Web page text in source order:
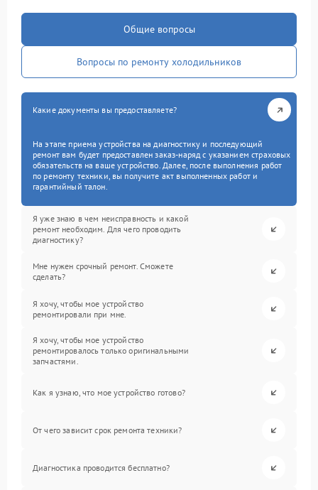
Общие вопросы
Вопросы по ремонту холодильников
Какие документы вы предоставляете?
На этапе приема устройства на диагностику и последующий
ремонт вам будет предоставлен заказ-наряд с указанием страховых
обязательств на ваше устройство. Далее, после выполнения работ
по ремонту техники, вы получите акт выполненных работ и
гарантийный талон.
Я уже знаю в чем неисправность и какой
ремонт необходим. Для чего проводить
диагностику?
Мне нужен срочный ремонт. Сможете
сделать?
Я хочу, чтобы мое устройство
ремонтировали при мне.
Я хочу, чтобы мое устройство
ремонтировалось только оригинальными
запчастями.
Как я узнаю, что мое устройство готово?
От чего зависит срок ремонта техники?
Диагностика проводится бесплатно?